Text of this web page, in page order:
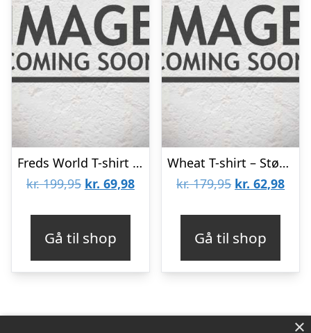
Freds World T-shirt – Grøn m. Daisy
kr.199,95 Den
kr. 199,95.
kr. 69,98Den
kr. 69,98.
Gå til shop
Wheat T-shirt – Støvet Gul m. Bille
kr.179,95 Den
kr. 179,95.
kr. 62,98Den
kr.
Gå til shop
×